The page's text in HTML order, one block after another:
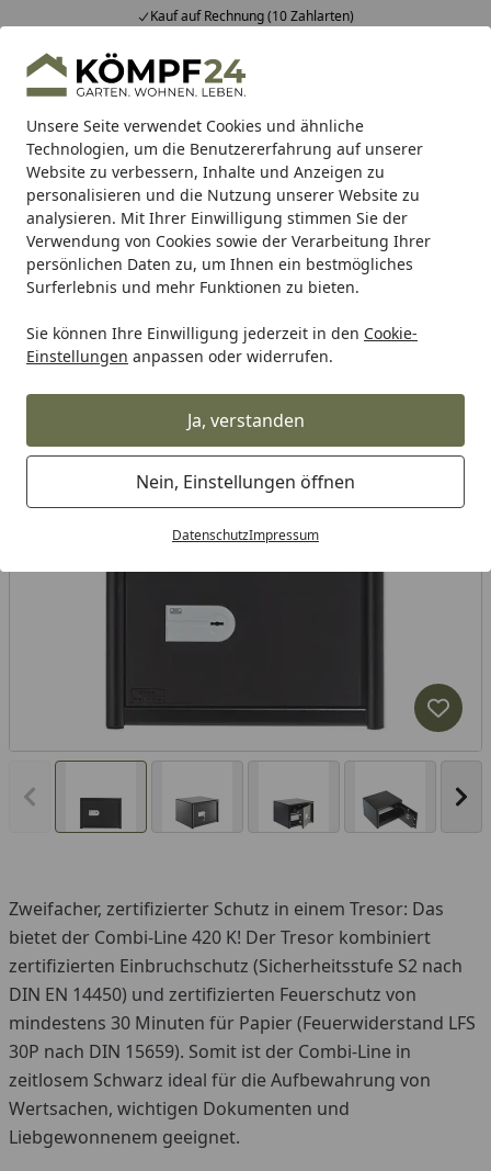
Unsere Seite verwendet Cookies und ähnliche
Technologien, um die Benutzererfahrung auf unserer
Website zu verbessern, Inhalte und Anzeigen zu
personalisieren und die Nutzung unserer Website zu
analysieren. Mit Ihrer Einwilligung stimmen Sie der
Verwendung von Cookies sowie der Verarbeitung Ihrer
persönlichen Daten zu, um Ihnen ein bestmögliches
Surferlebnis und mehr Funktionen zu bieten.
Sie können Ihre Einwilligung jederzeit in den Cookie-
Einstellungen anpassen oder widerrufen.
Ja, verstanden
Nein, Einstellungen öffnen
DatenschutzImpressum
Kauf auf Rechnung (10 Zahlarten)
Alle Produkte
Mein Konto
Suchen
Startseite
Burg-Wächter Burg-Wächter Tresore & Safes
Burg Wächter Sicherheitsschrank
CombiLine CL 420 K
Vorheriges Bild anzeigen
Zweifacher, zertifizierter Schutz in einem Tresor: Das
bietet der Combi-Line 420 K! Der Tresor kombiniert
zertifizierten Einbruchschutz (Sicherheitsstufe S2 nach
DIN EN 14450) und zertifizierten Feuerschutz von
mindestens 30 Minuten für Papier (Feuerwiderstand LFS
30P nach DIN 15659). Somit ist der Combi-Line in
zeitlosem Schwarz ideal für die Aufbewahrung von
Wertsachen, wichtigen Dokumenten und
Liebgewonnenem geeignet.